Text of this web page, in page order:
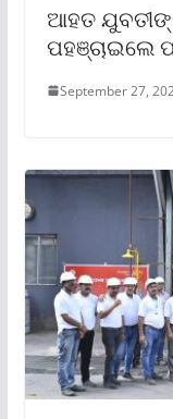
ଆହତ
ପହଞ୍ଚାଇଲେ
September 27,